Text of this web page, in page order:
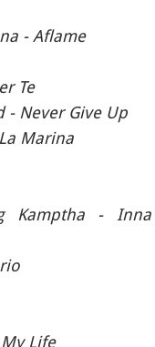
- Aflame
Te
- Never Give Up
Marina
Kamptha - Inna
Life